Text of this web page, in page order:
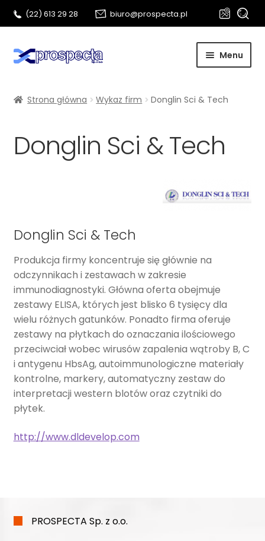
(22) 613 29 28 biuro@prospecta.pl Szukaj:
Szukaj
Przejdź
do
Przejdź
do
Menu
Metalografia
Strona główna Wykaz firm Donglin Sci & Tech
Donglin Sci & Tech
Donglin Sci & Tech
Produkcja firmy koncentruje się głównie na
odczynnikach i zestawach w zakresie
immunodiagnostyki. Główna oferta obejmuje
zestawy ELISA, których jest blisko 6 tysięcy dla
wielu różnych gatunków. Ponadto firma oferuje
zestawy na płytkach do oznaczania ilościowego
przeciwciał wobec wirusów zapalenia wątroby B, C
i antygenu HbsAg, autoimmunologiczne materiały
kontrolne, markery, automatyczny zestaw do
interpretacji western blotów oraz czytniki do
płytek.
http://www.dldevelop.com
PROSPECTA Sp. z o.o.